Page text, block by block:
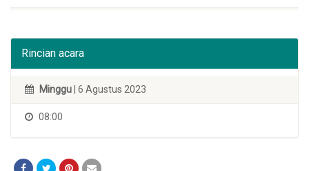
Rincian acara
Minggu | 6 Agustus 2023
08:00